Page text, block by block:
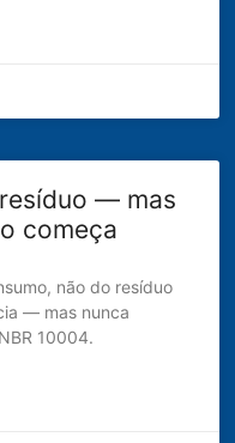
— mas
começa
não do resíduo
— mas nunca
10004.